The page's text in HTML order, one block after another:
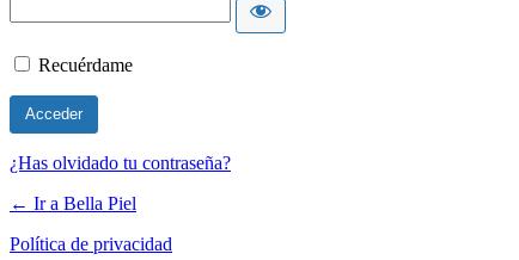
Recuérdame
¿Has olvidado tu contraseña?
← Ir a Bella Piel
Política de privacidad